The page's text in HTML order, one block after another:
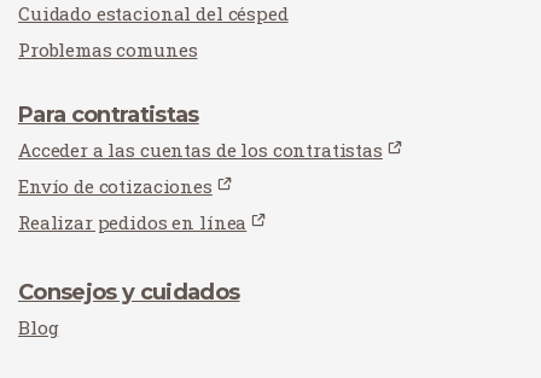
Cuidado estacional del césped
Problemas comunes
Para contratistas
Acceder a las cuentas de los contratistas
Envío de cotizaciones
Realizar pedidos en línea
Consejos y cuidados
Blog